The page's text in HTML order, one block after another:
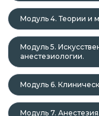
профессии и
необходимым
обязанностей.
Модуль 4. Теории и
Модуль 5.
анестезиологии.
Модуль 6.
Модуль 7. Анестезия.